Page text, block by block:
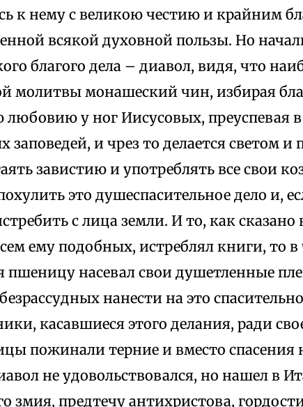
к нему с великою честию и крайним
всякой духовной пользы. Но
благого дела – диавол, видя, что
молитвы монашеский чин, избирая
у ног Иисусовых, преуспевая в
заповедей, и чрез то делается светом и
завистию и употреблять все свои
это душеспасительное дело и,
с лица земли. И то, как
ему подобных, истреблял книги, то
пшеницу насевал свои душетленные
нанести на это
касавшиеся этого делания, ради
пожинали терние и вместо спасения
не удовольствовался, но нашел в
змия, предтечу антихристова,